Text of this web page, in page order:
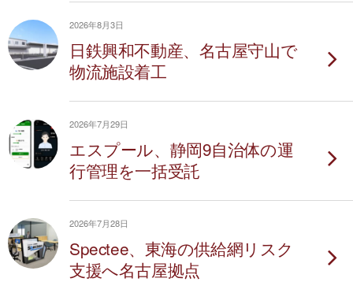
2026年8月3日
日鉄興和不動産、名古屋守山で
物流施設着工
2026年7月29日
エスプール、静岡9自治体の運
行管理を一括受託
2026年7月28日
Spectee、東海の供給網リスク
支援へ名古屋拠点